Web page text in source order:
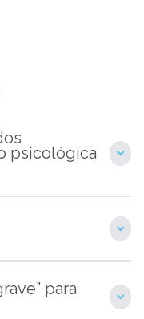
psicológica
para